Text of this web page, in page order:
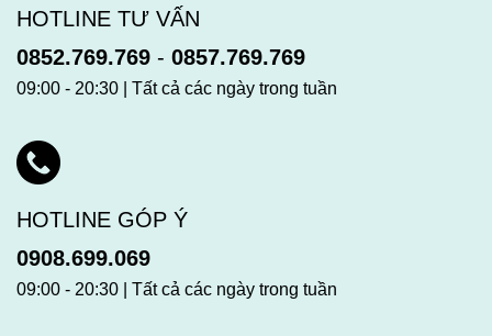
HOTLINE TƯ VẤN
0852.769.769 - 0857.769.769
09:00 - 20:30 | Tất cả các ngày trong tuần
HOTLINE GÓP Ý
0908.699.069
09:00 - 20:30 | Tất cả các ngày trong tuần